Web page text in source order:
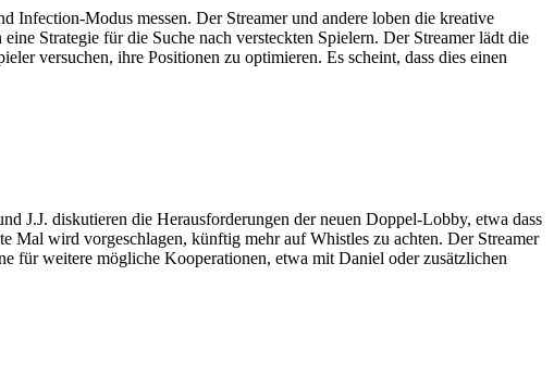
Modus messen. Der Streamer und andere loben die kreative
Strategie für die Suche nach versteckten Spielern. Der Streamer lädt die
versuchen, ihre Positionen zu optimieren. Es scheint, dass dies einen
J.J. diskutieren die Herausforderungen der neuen Doppel-Lobby, etwa dass
Mal wird vorgeschlagen, künftig mehr auf Whistles zu achten. Der Streamer
für weitere mögliche Kooperationen, etwa mit Daniel oder zusätzlichen